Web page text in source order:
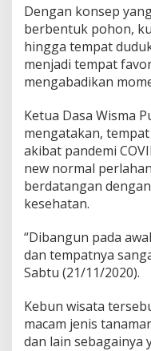
Dengan konsep
berbentuk pohon,
hingga tempat
menjadi tempat
mengabadikan
Ketua Dasa Wisma
mengatakan,
akibat pandemi
new normal
berdatangan
kesehatan.
“Dibangun pada
dan tempatnya
Sabtu (21/11/2020).
Kebun wisata
macam jenis
dan lain sebagainya